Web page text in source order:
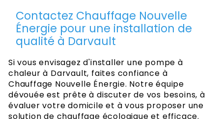
Contactez Chauffage Nouvelle
Énergie pour une installation de
qualité à Darvault
Si vous envisagez d'installer une pompe à
chaleur à Darvault, faites confiance à
Chauffage Nouvelle Énergie. Notre équipe
dévouée est prête à discuter de vos besoins, à
évaluer votre domicile et à vous proposer une
solution de chauffage écologique et efficace.